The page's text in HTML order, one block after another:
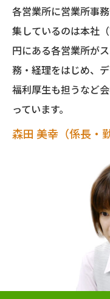
各営業所に営業所事
集しているのは本社
円にある各営業所が
務・経理をはじめ、
福利厚生も担うなど
っています。
森田 美幸（係長・